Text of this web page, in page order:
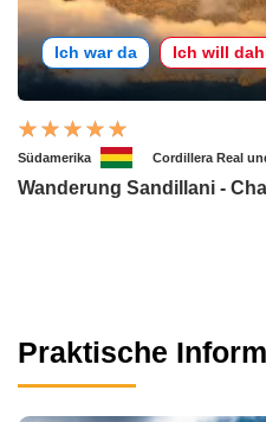
Ich war da Ich will
Südamerika Cordillera Real
Wanderung Sandillani -
Praktische